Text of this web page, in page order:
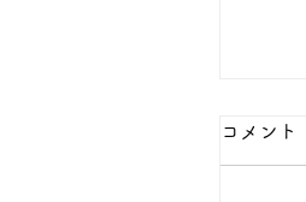
コメント